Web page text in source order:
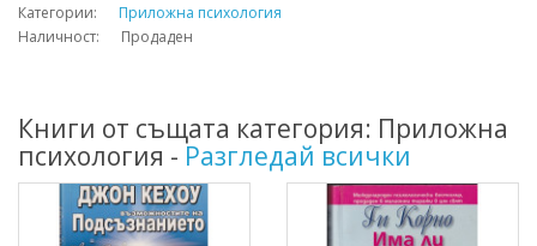
Категории: Приложна психология
Наличност: Продаден
Книги от същата категория: Приложна
психология - Разгледай всички